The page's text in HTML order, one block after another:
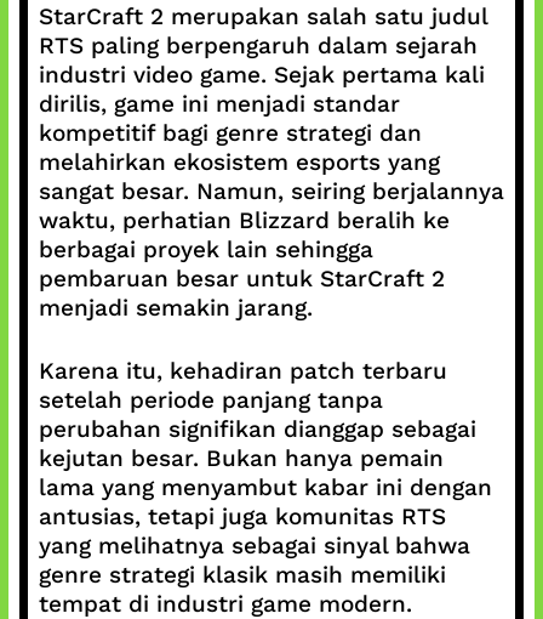
StarCraft 2 merupakan salah satu judul
RTS paling berpengaruh dalam sejarah
industri video game. Sejak pertama kali
dirilis, game ini menjadi standar
kompetitif bagi genre strategi dan
melahirkan ekosistem esports yang
sangat besar. Namun, seiring berjalannya
waktu, perhatian Blizzard beralih ke
berbagai proyek lain sehingga
pembaruan besar untuk StarCraft 2
menjadi semakin jarang.
Karena itu, kehadiran patch terbaru
setelah periode panjang tanpa
perubahan signifikan dianggap sebagai
kejutan besar. Bukan hanya pemain
lama yang menyambut kabar ini dengan
antusias, tetapi juga komunitas RTS
yang melihatnya sebagai sinyal bahwa
genre strategi klasik masih memiliki
tempat di industri game modern.